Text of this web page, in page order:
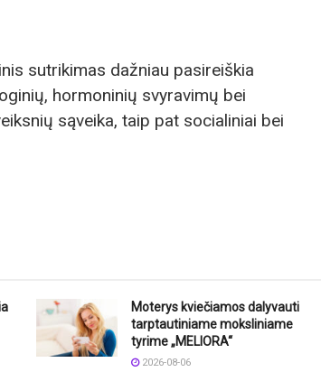
sutrikimas dažniau pasireiškia
hormoninių svyravimų bei
sąveika, taip pat socialiniai bei
Moterys kviečiamos dalyvauti
tarptautiniame moksliniame
tyrime „MELIORA“
2026-08-06